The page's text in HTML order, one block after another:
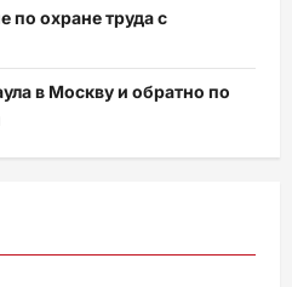
по охране труда с
в Москву и обратно по